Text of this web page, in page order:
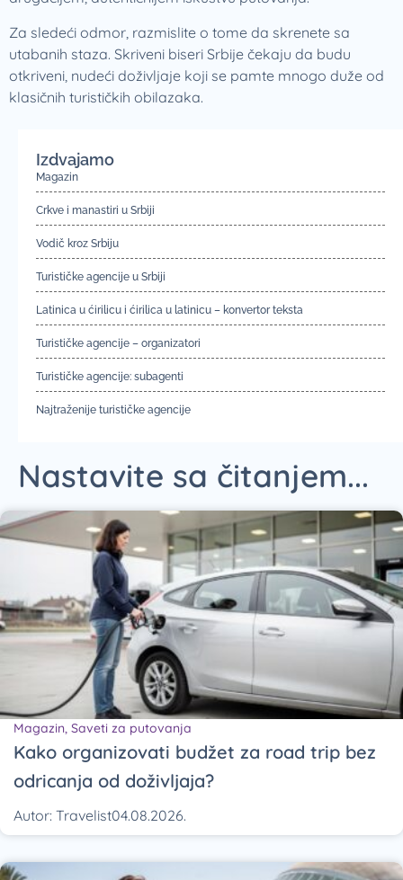
Za sledeći odmor, razmislite o tome da skrenete sa
utabanih staza. Skriveni biseri Srbije čekaju da budu
otkriveni, nudeći doživljaje koji se pamte mnogo duže od
klasičnih turističkih obilazaka.
Izdvajamo
Magazin
Crkve i manastiri u Srbiji
Vodič kroz Srbiju
Turističke agencije u Srbiji
Latinica u ćirilicu i ćirilica u latinicu – konvertor teksta
Turističke agencije – organizatori
Turističke agencije: subagenti
Najtraženije turističke agencije
Nastavite sa čitanjem...
Magazin, Saveti za putovanja
Kako organizovati budžet za road trip bez
odricanja od doživljaja?
Autor: Travelist04.08.2026.